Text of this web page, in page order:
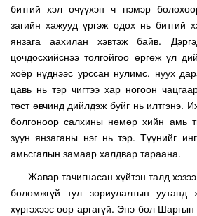
битгий хэл өчүүхэн ч нэмэр
загийн хажууд үргэж одох нь битгий
янзага аахилан хэвтэж байв.
цочдосхийснээ толгойгоо өргөж үл
хоёр нүднээс урссан нулимс, нуух
цавь нь тэр чигтээ хар ногоон
төст өвчинд дийлдэж буйг нь илтгэнэ.
болгоноор салхины нөмөр хийн амь
зуун янзаганы нэг нь тэр. Түүнийг
амьсгалын замаар халдвар тараана.
Жавар тачигнасан хүйтэн талд хэзээ
боломжгүй тул зориулалтын уутанд
хүргэхээс өөр аргагүй. Энэ бол Шаргын